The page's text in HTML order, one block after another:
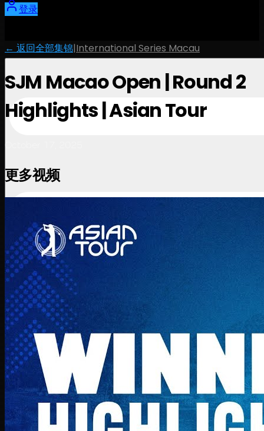
登录
← 返回全部集锦|International Series Macau
SJM Macao Open | Round 2
Highlights | Asian Tour
更多视频